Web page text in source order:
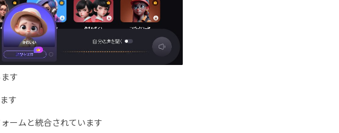
す
す
ームと統合されています